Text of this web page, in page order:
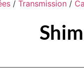
/ Transmission /